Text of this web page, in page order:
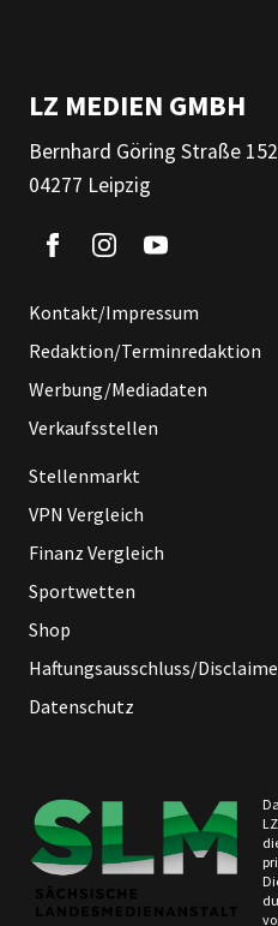
LZ MEDIEN GMBH
Bernhard Göring Straße 152
04277 Leipzig
Kontakt/Impressum
Redaktion/Terminredaktion
Werbung/Mediadaten
Verkaufsstellen
Stellenmarkt
VPN Vergleich
Finanz Vergleich
Sportwetten
Shop
Haftungsausschluss/
Datenschutz